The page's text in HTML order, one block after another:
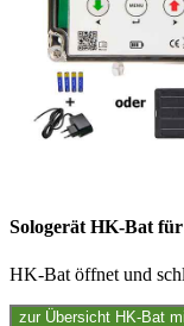
Sologerät HK-Bat
HK-Bat öffnet und